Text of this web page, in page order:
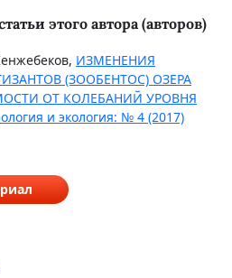
этого автора (авторов)
ИЗМЕНЕНИЯ
(ЗООБЕНТОС) ОЗЕРА
ОТ КОЛЕБАНИЙ УРОВНЯ
и экология: № 4 (2017)